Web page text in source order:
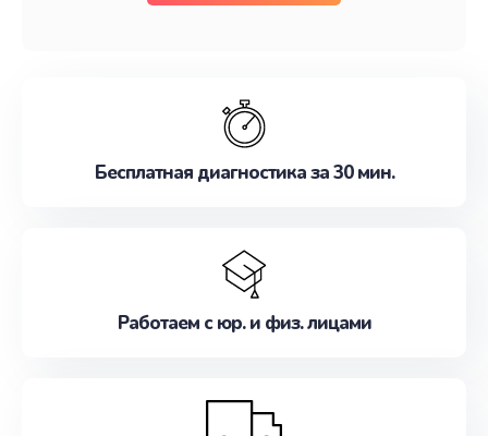
Бесплатная диагностика за 30 мин.
Работаем с юр. и физ. лицами